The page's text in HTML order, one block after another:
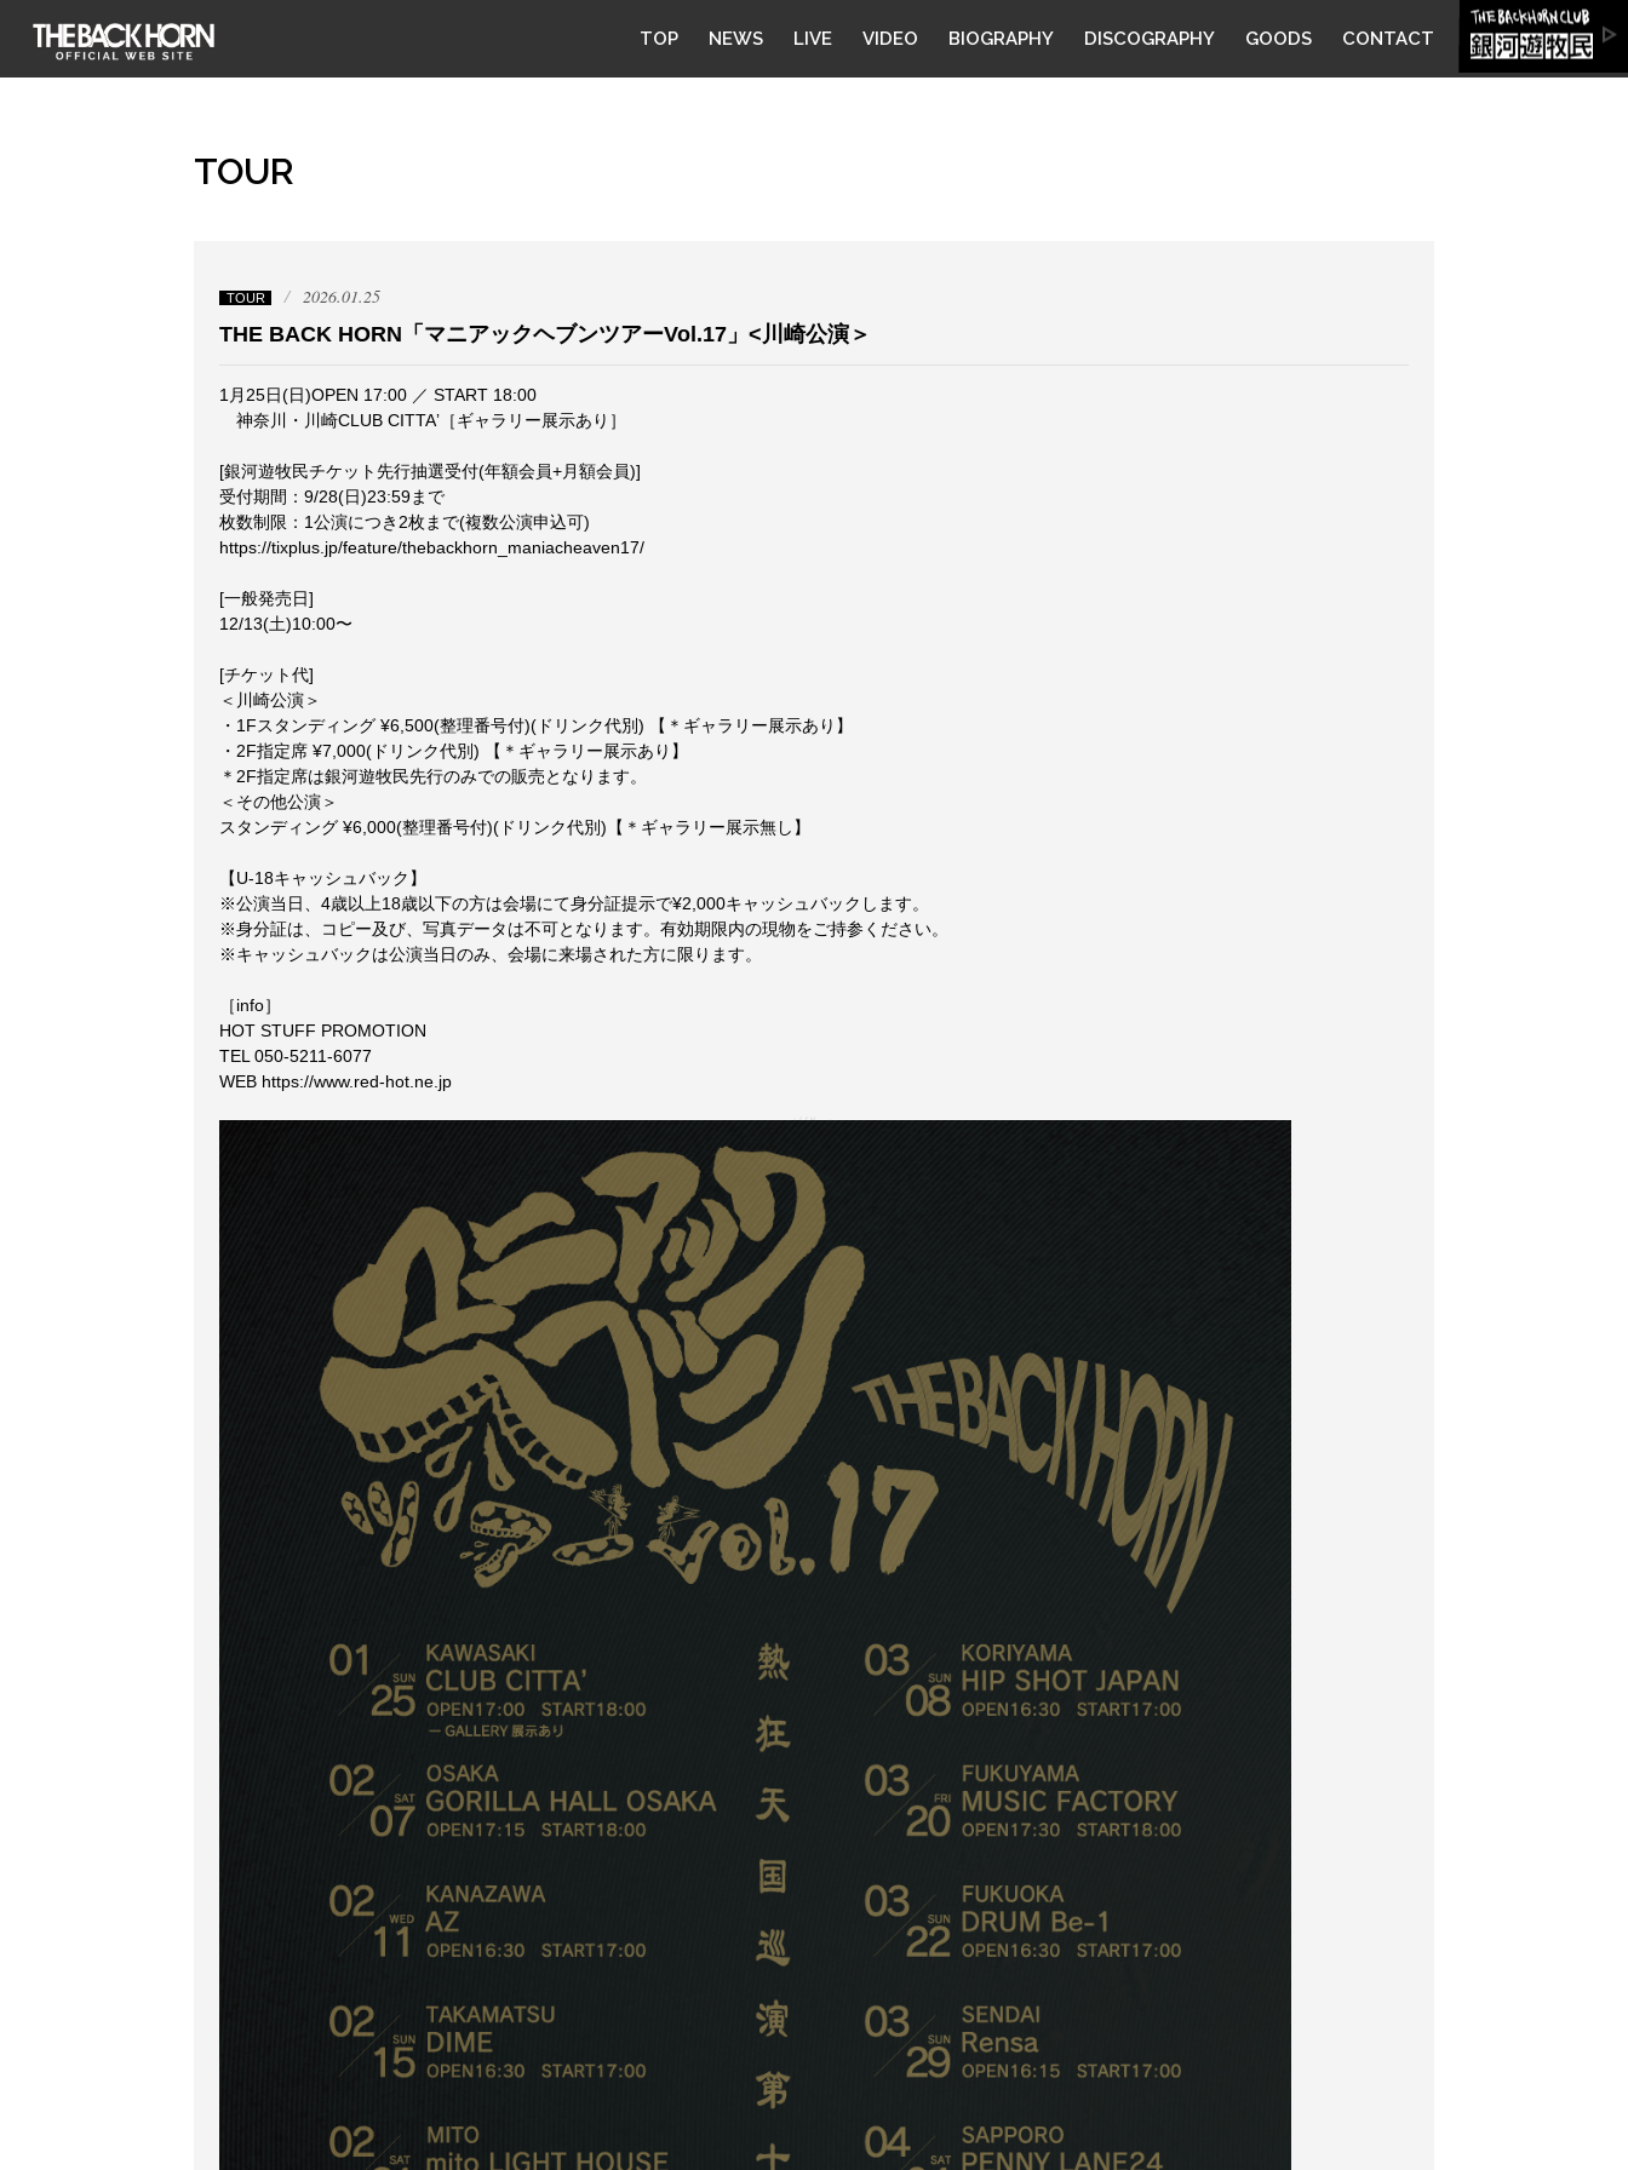
TOP NEWS LIVE VIDEO BIOGRAPHY DISCOGRAPHY GOODS CONTACT
TOUR
TOUR 2026.01.25
THE BACK HORN「マニアックヘブンツアーVol.17」<川崎公演＞
1⽉25⽇(日)OPEN 17:00 ／ START 18:00
神奈川・川崎CLUB CITTAʼ［ギャラリー展示あり］
[銀河遊牧⺠チケット先⾏抽選受付(年額会員+⽉額会員)]
受付期間：9/28(⽇)23:59まで
枚数制限：1公演につき2枚まで(複数公演申込可)
https://tixplus.jp/feature/thebackhorn_maniacheaven17/
[一般発売日]
12/13(土)10:00〜
[チケット代]
＜川崎公演＞
・1Fスタンディング ¥6,500(整理番号付)(ドリンク代別) 【＊ギャラリー展⽰あり】
・2F指定席 ¥7,000(ドリンク代別) 【＊ギャラリー展⽰あり】
＊2F指定席は銀河遊牧⺠先⾏のみでの販売となります。
＜その他公演＞
スタンディング ¥6,000(整理番号付)(ドリンク代別)【＊ギャラリー展⽰無し】
【U-18キャッシュバック】
※公演当⽇、4歳以上18歳以下の⽅は会場にて⾝分証提⽰で¥2,000キャッシュバックします。
※⾝分証は、コピー及び、写真データは不可となります。有効期限内の現物をご持参ください。
※キャッシュバックは公演当⽇のみ、会場に来場された⽅に限ります。
［info］
HOT STUFF PROMOTION
TEL 050­-5211­-6077
WEB https://www.red-hot.ne.jp